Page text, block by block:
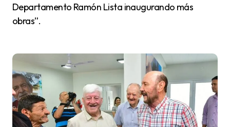
Departamento Ramón Lista inaugurando más
obras”.